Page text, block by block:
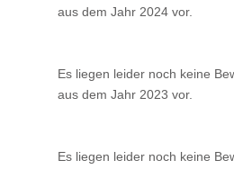
aus dem Jahr 2024 vor.
Es liegen leider noch keine
aus dem Jahr 2023 vor.
Es liegen leider noch keine